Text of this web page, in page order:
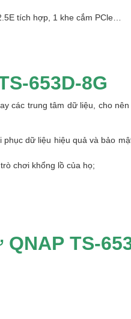
tích hợp, 1 khe cắm PCle…
653D-8G
các trung tâm dữ liệu, cho
dữ liệu hiệu quả và bảo
chơi khổng lồ của họ;
TS-